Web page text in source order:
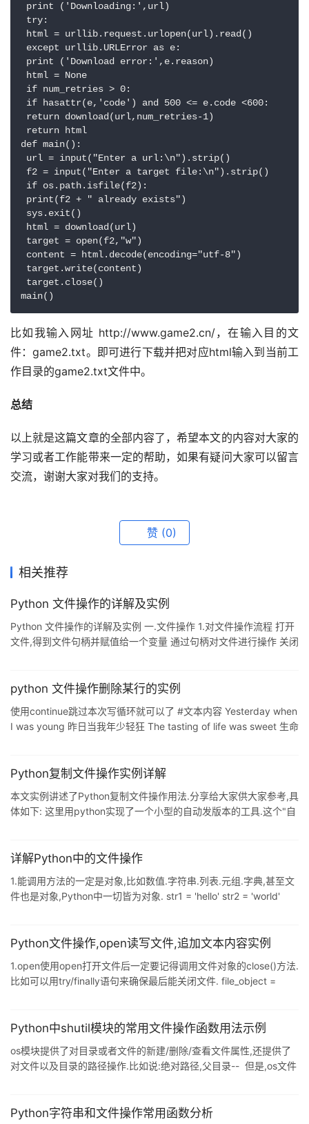
print ('Downloading:',url)
try:
html = urllib.request.urlopen(url).read()
except urllib.URLError as e:
print ('Download error:',e.reason)
html = None
if num_retries > 0:
if hasattr(e,'code') and 500 <= e.code <600:
return download(url,num_retries-1)
return html
def main():
url = input("Enter a url:\n").strip()
f2 = input("Enter a target file:\n").strip()
if os.path.isfile(f2):
print(f2 + " already exists")
sys.exit()
html = download(url)
target = open(f2,"w")
content = html.decode(encoding="utf-8")
target.write(content)
target.close()
main()
比如我输入网址 http://www.game2.cn/，在输入目的文
件：game2.txt。即可进行下载并把对应html输入到当前工
作目录的game2.txt文件中。
总结
以上就是这篇文章的全部内容了，希望本文的内容对大家的
学习或者工作能带来一定的帮助，如果有疑问大家可以留言
交流，谢谢大家对我们的支持。
赞 (0)
相关推荐
Python 文件操作的详解及实例
Python 文件操作的详解及实例 一.文件操作 1.对文件操作流程 打开
文件,得到文件句柄并赋值给一个变量 通过句柄对文件进行操作 关闭
事付瑶琴. 知音少,弦断有谁听. f = open('小重山') #打开文件
win,hello文件是utf8保存的,打
python 文件操作删除某行的实例
使用continue跳过本次写循环就可以了 #文本内容 Yesterday when
I was young 昨日当我年少轻狂 The tasting of life was sweet 生命
see how the time ran away tasting tast
Python复制文件操作实例详解
本文实例讲述了Python复制文件操作用法.分享给大家供大家参考,具
体如下: 这里用python实现了一个小型的自动发版本的工具.这个"自
件夹(.svn),然后再往这个指定目录添加几个特定的文件. 这个是我的
import os import os.path import shut
详解Python中的文件操作
1.能调用方法的一定是对象,比如数值.字符串.列表.元组.字典,甚至文
件也是对象,Python中一切皆为对象. str1 = 'hello' str2 = 'world'
第一,建立文件对象. 第二,调用文件方法进行操作. 第三,不要忘了关
Python文件操作,open读写文件,追加文本内容实例
1.open使用open打开文件后一定要记得调用文件对象的close()方法.
比如可以用try/finally语句来确保最后能关闭文件. file_object =
件出现异常时,文件对象file_object无法执行close()方法. 2.读文件读
Python中shutil模块的常用文件操作函数用法示例
os模块提供了对目录或者文件的新建/删除/查看文件属性,还提供了
对文件以及目录的路径操作.比如说:绝对路径,父目录-- 但是,os文件
制 打包 压缩 解压, shutil函数功能: 1 shutil.copyfileobj(fsrc, fdst[,
Python字符串和文件操作常用函数分析